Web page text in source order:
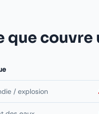
que couvre
/ explosion